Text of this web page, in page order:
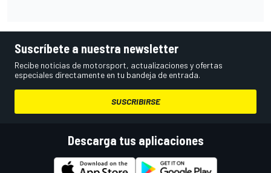
Suscríbete a nuestra newsletter
Recibe noticias de motorsport, actualizaciones y ofertas
especiales directamente en tu bandeja de entrada.
SUSCRIBIRSE
Descarga tus aplicaciones